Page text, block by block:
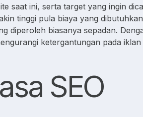
saat ini, serta target yang ingin
tinggi pula biaya yang
diperoleh biasanya sepadan.
ketergantungan pada
SEO